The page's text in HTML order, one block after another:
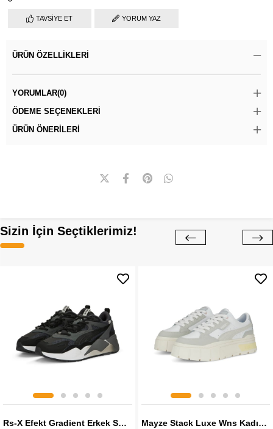
TAVSIYE ET YORUM YAZ
ÜRÜN ÖZELLIKLERI
YORUMLAR(0)
ÖDEME SEÇENEKLERI
ÜRÜN ÖNERILERI
Sizin İçin Seçtiklerimiz!
Rs-X Efekt Gradient Erkek Sneaker Mayze Stack Luxe Wns Kadın Sneaker